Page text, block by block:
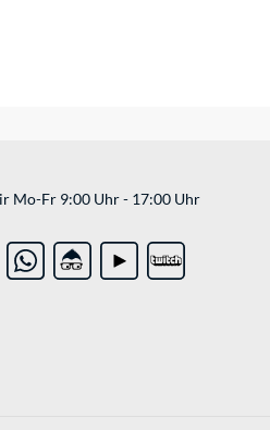
Mo-Fr 9:00 Uhr - 17:00 Uhr